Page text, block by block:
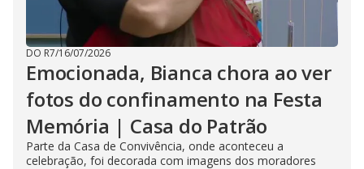
DO R7/16/07/2026
Emocionada, Bianca chora ao ver
fotos do confinamento na Festa
Memória | Casa do Patrão
Parte da Casa de Convivência, onde aconteceu a
celebração, foi decorada com imagens dos moradores